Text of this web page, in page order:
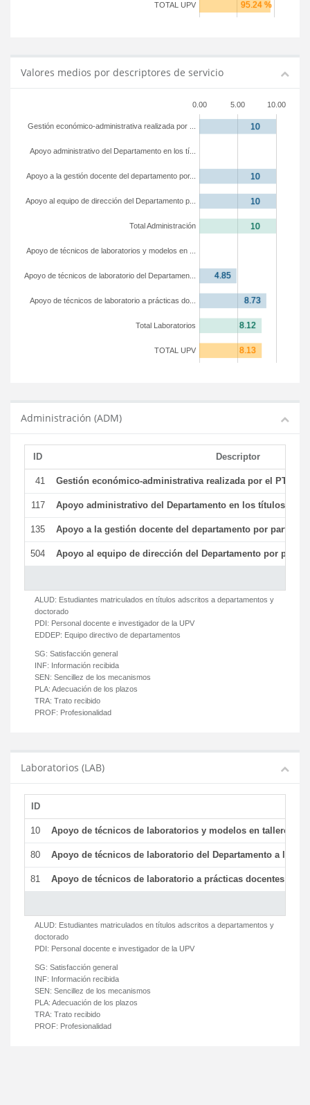
TOTAL UPV
Valores medios por descriptores de servicio
0.00 5.00 10.00
TOTAL UPV
Total Laboratorios
Apoyo de técnicos de laboratorio a prácticas do...
Apoyo de técnicos de laboratorio del Departamen...
Apoyo de técnicos de laboratorios y modelos en ...
Total Administración
Apoyo al equipo de dirección del Departamento p...
Apoyo a la gestión docente del departamento por...
Apoyo administrativo del Departamento en los tí...
Gestión económico-administrativa realizada por ...
Administración (ADM)
ID Descriptor
41 Gestión económico-administrativa realizada por el PTGAS
117 Apoyo administrativo del Departamento en los títulos de
135 Apoyo a la gestión docente del departamento por parte
504 Apoyo al equipo de dirección del Departamento por parte
ALUD: Estudiantes matriculados en títulos adscritos a departamentos y
doctorado
PDI: Personal docente e investigador de la UPV
EDDEP: Equipo directivo de departamentos
SG: Satisfacción general
INF: Información recibida
SEN: Sencillez de los mecanismos
PLA: Adecuación de los plazos
TRA: Trato recibido
PROF: Profesionalidad
Laboratorios (LAB)
ID
10 Apoyo de técnicos de laboratorios y modelos en talleres/
80 Apoyo de técnicos de laboratorio del Departamento a la
81 Apoyo de técnicos de laboratorio a prácticas docentes y
ALUD: Estudiantes matriculados en títulos adscritos a departamentos y
doctorado
PDI: Personal docente e investigador de la UPV
SG: Satisfacción general
INF: Información recibida
SEN: Sencillez de los mecanismos
PLA: Adecuación de los plazos
TRA: Trato recibido
PROF: Profesionalidad